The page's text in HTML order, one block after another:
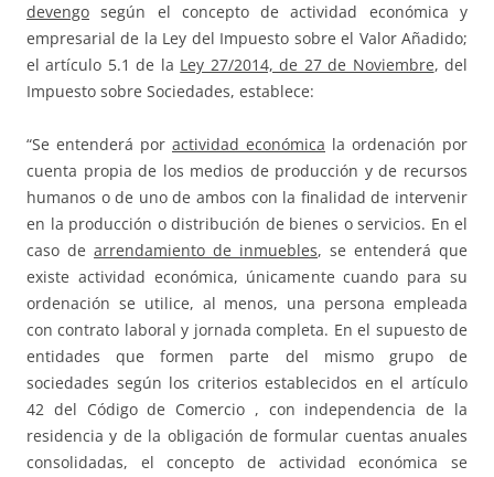
devengo según el concepto de actividad económica y
empresarial de la Ley del Impuesto sobre el Valor Añadido;
el artículo 5.1 de la Ley 27/2014, de 27 de Noviembre, del
Impuesto sobre Sociedades, establece:
“Se entenderá por actividad económica la ordenación por
cuenta propia de los medios de producción y de recursos
humanos o de uno de ambos con la finalidad de intervenir
en la producción o distribución de bienes o servicios. En el
caso de arrendamiento de inmuebles, se entenderá que
existe actividad económica, únicamente cuando para su
ordenación se utilice, al menos, una persona empleada
con contrato laboral y jornada completa. En el supuesto de
entidades que formen parte del mismo grupo de
sociedades según los criterios establecidos en el artículo
42 del Código de Comercio , con independencia de la
residencia y de la obligación de formular cuentas anuales
consolidadas, el concepto de actividad económica se